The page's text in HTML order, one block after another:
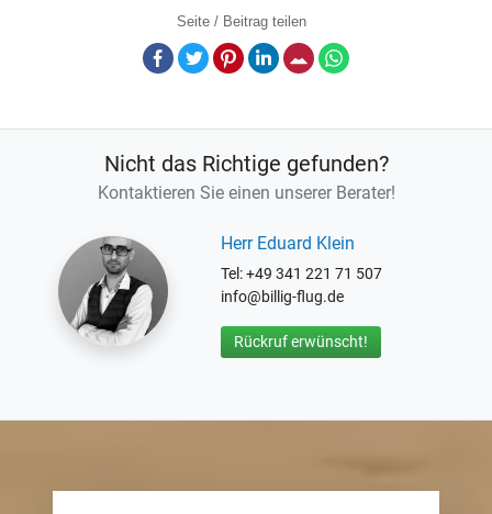
Seite / Beitrag teilen
Facebook
TwitterPinterestLinkedInE-Mail
Nicht das Richtige gefunden?
Kontaktieren Sie einen unserer Berater!
Herr Eduard Klein
Tel: +49 341 221 71 507
info@billig-flug.de
Rückruf erwünscht!